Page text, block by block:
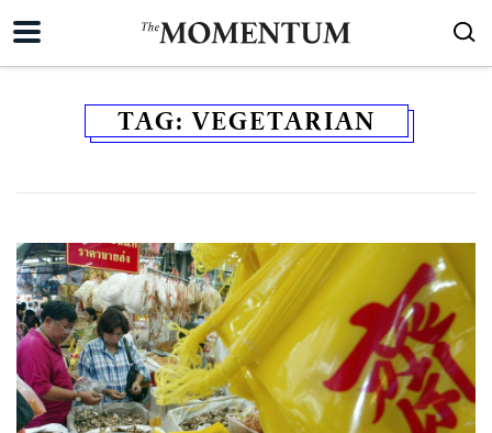
TAG:VEGETARIAN